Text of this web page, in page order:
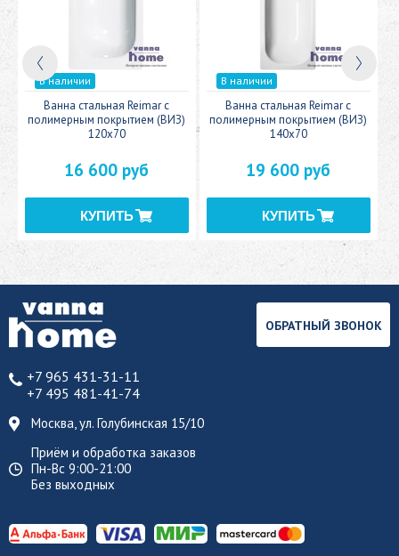
В наличии
Ванна стальная Reimar с
полимерным покрытием (ВИЗ)
120x70
16 600 руб
В наличии
Ванна стальная Reimar с
полимерным покрытием (ВИЗ)
140x70
19 600 руб
+7 965 431-31-11
+7 495 481-41-74
Москва, ул. Голубинская 15/10
Приём и обработка заказов
Пн-Вс 9:00-21:00
Без выходных
ОБРАТНЫЙ ЗВОНОК